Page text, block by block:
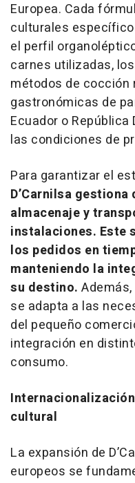
Europea. Cada
culturales
el perfil
carnes utilizadas,
métodos de
gastronómicas de
Ecuador o
las condiciones de
Para garantizar el
D’Carnilsa
almacenaje y
instalaciones. Este
los pedidos en
manteniendo la
su destino.
se adapta a las
del pequeño
integración en
consumo.
cultural
La expansión de
europeos se